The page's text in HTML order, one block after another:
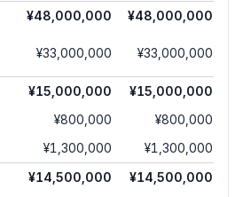
¥48,000,000
¥48,000,000
¥33,000,000 ¥33,000,000
¥15,000,000
¥15,000,000
¥800,000
¥800,000
¥1,300,000
¥1,300,000
¥14,500,000
¥14,500,000